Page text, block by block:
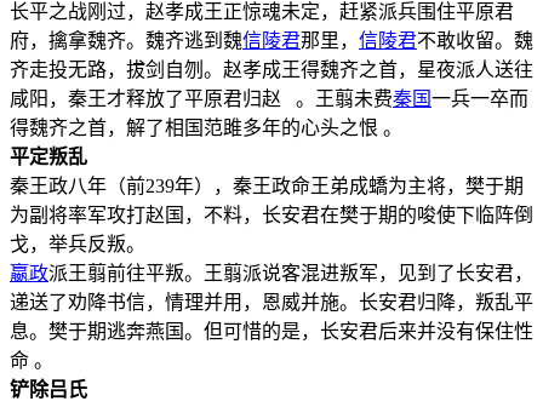
长平之战刚过，赵孝成王正惊魂未定，赶紧派兵围住平原君
府，擒拿魏齐。魏齐逃到魏信陵君那里， 信陵君不敢收留。魏
齐走投无路，拔剑自刎。赵孝成王得魏齐之首，星夜派人送往
咸阳，秦王才释放了平原君归赵 。王翦未费秦国一兵一卒而
得魏齐之首，解了相国范雎多年的心头之恨 。
平定叛乱
秦王政八年（前239年），秦王政命王弟成蟜为主将，樊于期
为副将率军攻打赵国，不料，长安君在樊于期的唆使下临阵倒
戈，举兵反叛。
嬴政派王翦前往平叛。王翦派说客混进叛军，见到了长安君，
递送了劝降书信，情理并用，恩威并施。长安君归降，叛乱平
息。樊于期逃奔燕国。但可惜的是，长安君后来并没有保住性
命 。
铲除吕氏